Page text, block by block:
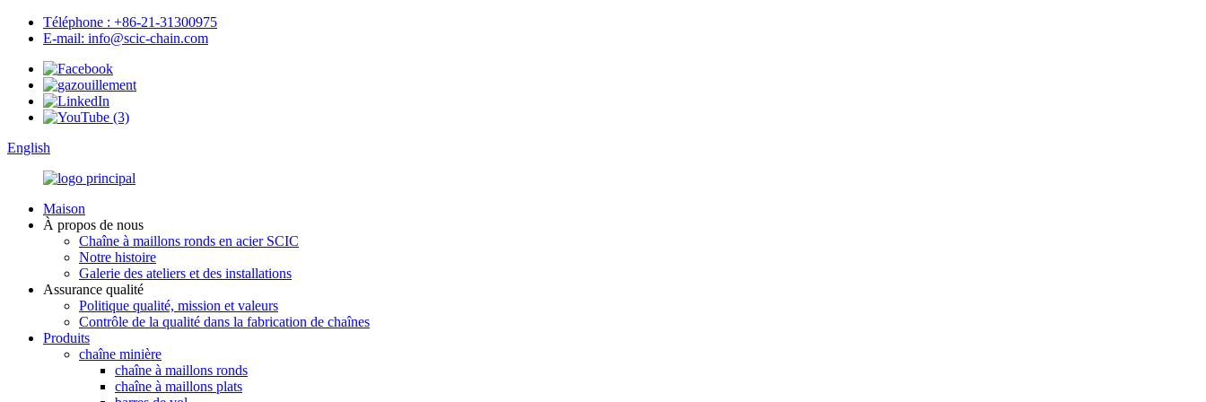
Téléphone : +86-21-31300975
E-mail: info@scic-chain.com
English
Maison
À propos de nous
Chaîne à maillons ronds en acier SCIC
Notre histoire
Galerie des ateliers et des installations
Assurance qualité
Politique qualité, mission et valeurs
Contrôle de la qualité dans la fabrication de chaînes
Produits
chaîne minière
chaîne à maillons ronds
chaîne à maillons plats